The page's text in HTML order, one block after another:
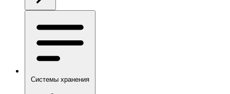
Системы хранения